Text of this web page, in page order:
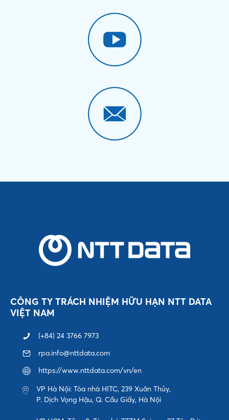
CÔNG TY TRÁCH NHIỆM HỮU HẠN NTT DATA
VIỆT NAM
(+84) 24 3766 7973
rpa.info@nttdata.com
https://www.nttdata.com/vn/en
VP Hà Nội: Tòa nhà HITC, 239 Xuân Thủy,
P. Dịch Vọng Hậu, Q. Cầu Giấy, Hà Nội